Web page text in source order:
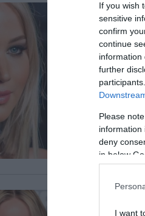
If you wish
sensitive
confirm
continue
information
further
Please
information
deny
in below
I want